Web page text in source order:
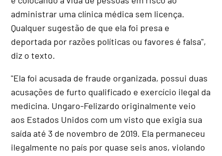
administrar uma clínica médica sem licença.
Qualquer sugestão de que ela foi presa e
deportada por razões políticas ou favores é falsa",
diz o texto.
"Ela foi acusada de fraude organizada, possui duas
acusações de furto qualificado e exercício ilegal da
medicina. Ungaro-Felizardo originalmente veio
aos Estados Unidos com um visto que exigia sua
saída até 3 de novembro de 2019. Ela permaneceu
ilegalmente no país por quase seis anos, violando